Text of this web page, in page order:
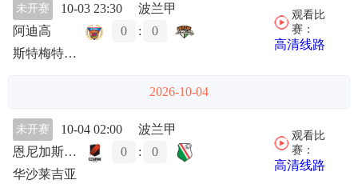
未开赛 10-03 23:30
波兰甲
阿迪高
0 :
0
斯特梅特绿山城
观看比
赛：
高清线路
2026-10-04
未开赛 10-04 02:00
波兰甲
恩尼加斯扎尼
0 :
0
华沙莱吉亚
观看比
赛：
高清线路